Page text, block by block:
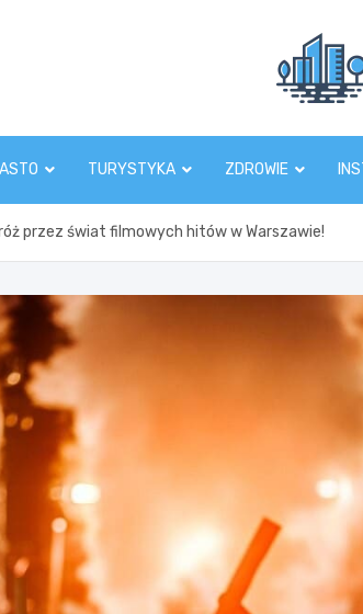
TURYSTYKA ZDROWIE
przez świat filmowych hitów w Warszawie!